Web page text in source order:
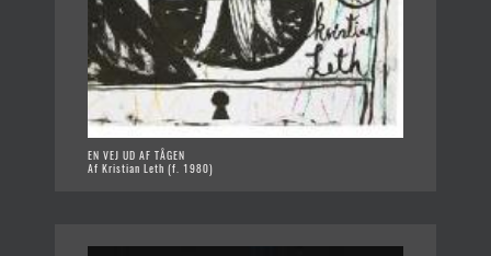
EN VEJ UD AF TÅGEN
Af Kristian Leth (f. 1980)